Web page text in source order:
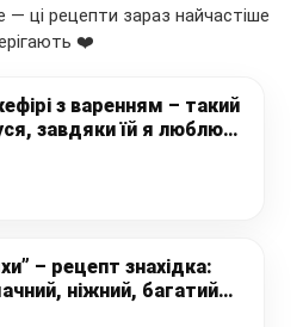
ці рецепти зараз найчастіше
❤️
з варенням – такий
завдяки їй я люблю
і вам
– рецепт знахідка:
ніжний, багатий
“на швидку руку”